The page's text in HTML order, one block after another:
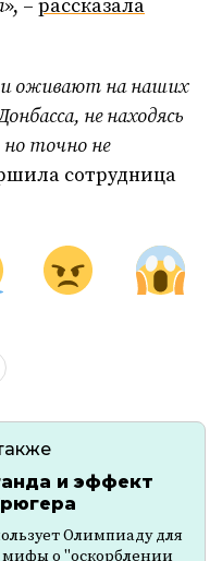
», – рассказала
оживают на наших
не находясь
но точно не
сотрудница
и эффект
Олимпиаду для
о "оскорблении